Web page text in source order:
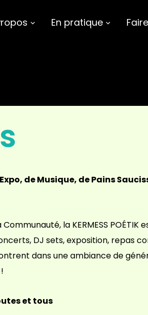
En pratique
de Musique, de Pains
la KERMESS POÉTIK
DJ sets, exposition, repas
dans une ambiance de
!
et tous